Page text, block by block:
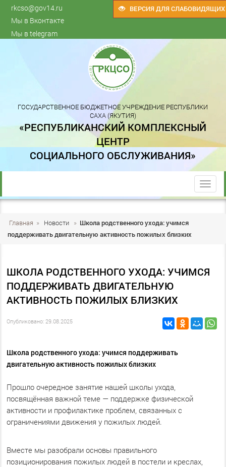
ВЕРСИЯ ДЛЯ СЛАБОВИДЯЩИХ
rkcso@gov14.ru
Мы в Вконтакте
Мы в telegram
ГОСУДАРСТВЕННОЕ БЮДЖЕТНОЕ УЧРЕЖДЕНИЕ РЕСПУБЛИКИ
САХА (ЯКУТИЯ)
«РЕСПУБЛИКАНСКИЙ КОМПЛЕКСНЫЙ
ЦЕНТР
СОЦИАЛЬНОГО ОБСЛУЖИВАНИЯ»
trk
Главная » Новости » Школа родственного ухода: учимся
поддерживать двигательную активность пожилых близких
ШКОЛА РОДСТВЕННОГО УХОДА: УЧИМСЯ
ПОДДЕРЖИВАТЬ ДВИГАТЕЛЬНУЮ
АКТИВНОСТЬ ПОЖИЛЫХ БЛИЗКИХ
Опубликовано: 29.08.2025
Школа родственного ухода: учимся поддерживать
двигательную активность пожилых близких
Прошло очередное занятие нашей школы ухода,
посвящённая важной теме — поддержке физической
активности и профилактике проблем, связанных с
ограничениями движения у пожилых людей.
Вместе мы разобрали основы правильного
позиционирования пожилых людей в постели и креслах,